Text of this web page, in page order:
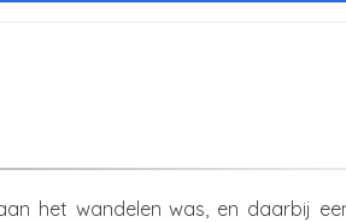
het wandelen was, en daarbij